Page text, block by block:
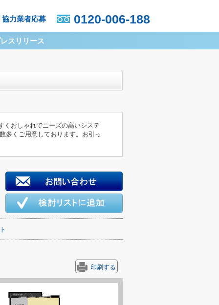
協力業者応募 0120-006-188
スリリース
くおしゃれでニーズの高いシステ
多くご用意しております。お引っ
印刷する